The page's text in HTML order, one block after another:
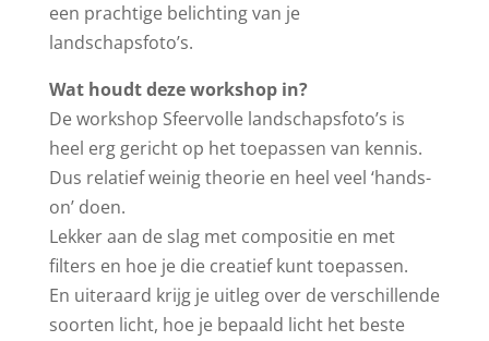
een prachtige belichting van je
landschapsfoto’s.
Wat houdt deze workshop in?
De workshop Sfeervolle landschapsfoto’s is
heel erg gericht op het toepassen van kennis.
Dus relatief weinig theorie en heel veel ‘hands-
on’ doen.
Lekker aan de slag met compositie en met
filters en hoe je die creatief kunt toepassen.
En uiteraard krijg je uitleg over de verschillende
soorten licht, hoe je bepaald licht het beste